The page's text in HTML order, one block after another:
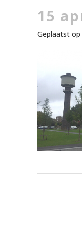
15
Geplaatst op